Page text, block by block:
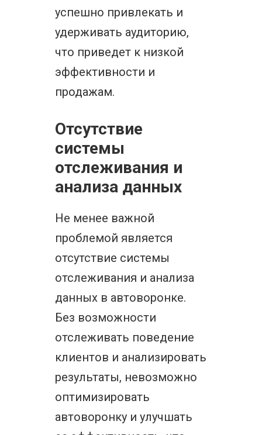
успешно привлекать и
удерживать аудиторию,
что приведет к низкой
эффективности и
продажам.
Отсутствие
системы
отслеживания и
анализа данных
Не менее важной
проблемой является
отсутствие системы
отслеживания и анализа
данных в автоворонке.
Без возможности
отслеживать поведение
клиентов и анализировать
результаты, невозможно
оптимизировать
автоворонку и улучшать